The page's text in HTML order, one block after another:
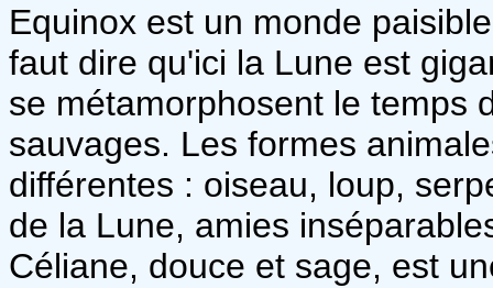
Equinox est un monde
faut dire qu'ici la Lune est
se métamorphosent le temps
sauvages. Les formes
différentes : oiseau, loup,
de la Lune, amies
Céliane, douce et sage, est